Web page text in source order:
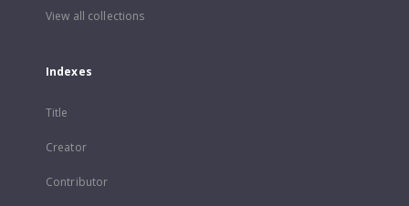
View all collections
Indexes
Title
Creator
Contributor